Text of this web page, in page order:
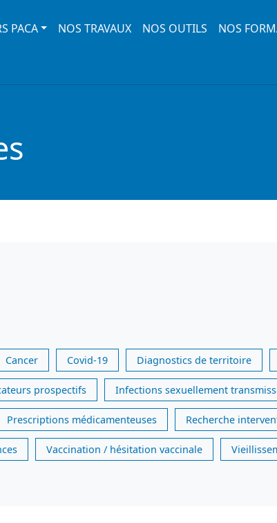
PACA NOS TRAVAUX NOS OUTILS NOS
Cancer Covid-19 Diagnostics de territoire
prospectifs Infections sexuellement
Prescriptions médicamenteuses Recherche
Vaccination / hésitation vaccinale